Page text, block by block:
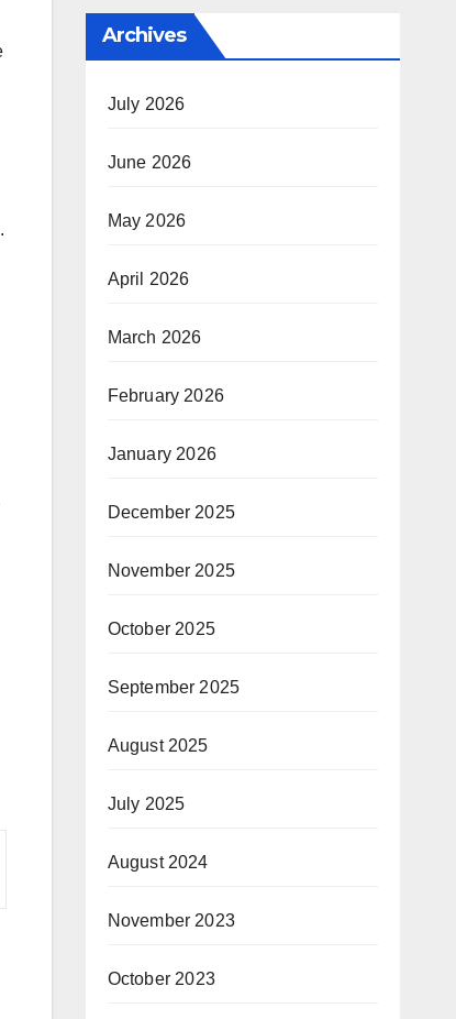
Archives
July 2026
June 2026
May 2026
April 2026
March 2026
February 2026
January 2026
December 2025
November 2025
October 2025
September 2025
August 2025
July 2025
August 2024
November 2023
October 2023